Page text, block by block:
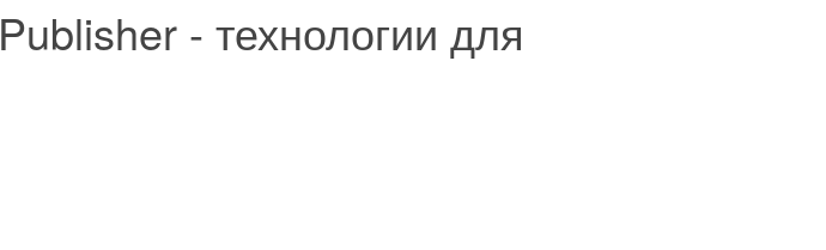
Publisher - технологии для